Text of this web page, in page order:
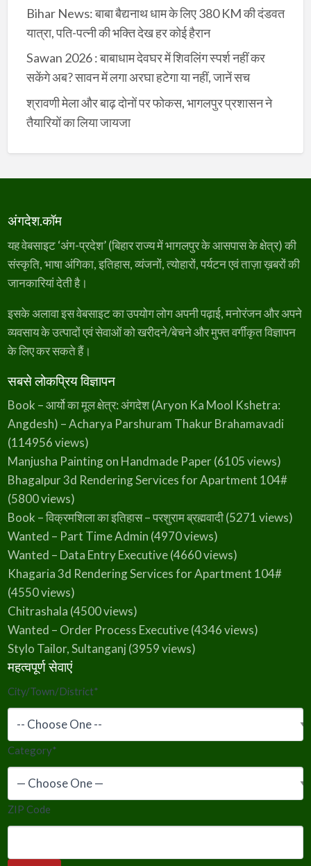
Bihar News: बाबा बैद्यनाथ धाम के लिए 380 KM की दंडवत
यात्रा, पति-पत्नी की भक्ति देख हर कोई हैरान
Sawan 2026 : बाबाधाम देवघर में शिवलिंग स्पर्श नहीं कर
सकेंगे अब? सावन में लगा अरघा हटेगा या नहीं, जानें सच
श्रावणी मेला और बाढ़ दोनों पर फोकस, भागलपुर प्रशासन ने
तैयारियों का लिया जायजा
अंगदेश.कॉम
यह वेबसाइट ‘अंग-प्रदेश’ (बिहार राज्य में भागलपुर के आसपास के क्षेत्र) की
संस्कृति, भाषा अंगिका, इतिहास, व्यंजनों, त्योहारों, पर्यटन एवं ताज़ा ख़बरों की
जानकारियां देती है।
इसके अलावा इस वेबसाइट का उपयोग लोग अपनी पढ़ाई, मनोरंजन और अपने
व्यवसाय के उत्पादों एवं सेवाओं को खरीदने/बेचने और मुफ्त वर्गीकृत विज्ञापन
के लिए कर सकते हैं।
सबसे लोकप्रिय विज्ञापन
Book – आर्यो का मूल क्षेत्र: अंगदेश (Aryon Ka Mool Kshetra:
Angdesh) – Acharya Parshuram Thakur Brahamavadi
(114956 views)
Manjusha Painting on Handmade Paper(6105 views)
Bhagalpur 3d Rendering Services for Apartment 104#
(5800 views)
Book – विक्रमशिला का इतिहास – परशुराम ब्रह्मवादी(5271 views)
Wanted – Part Time Admin (4970 views)
Wanted – Data Entry Executive(4660 views)
Khagaria 3d Rendering Services for Apartment 104#
(4550 views)
Chitrashala (4500 views)
Wanted – Order Process Executive(4346 views)
Stylo Tailor, Sultanganj (3959 views)
महत्वपूर्ण सेवाएं
City/Town/District*
Category*
ZIP Code